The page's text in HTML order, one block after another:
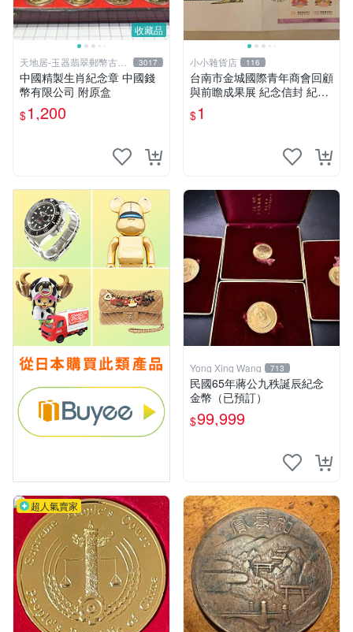
收藏品
天地居-玉器翡翠郵幣古玩
藝品
3017
中國精製生肖紀念章 中國錢
幣有限公司 附原盒
$1,200
小小雜貨店 116
台南市金城國際青年商會回顧
與前瞻成果展 紀念信封 紀念
章
$1
Yong Xing Wang 713
民國65年蔣公九秩誕辰紀念
金幣（已預訂）
$99,999
超人氣賣家